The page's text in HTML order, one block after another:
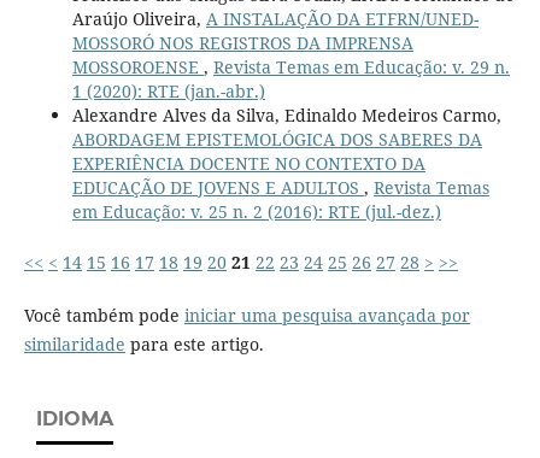
Araújo Oliveira, A INSTALAÇÃO DA ETFRN/UNED-
MOSSORÓ NOS REGISTROS DA IMPRENSA
MOSSOROENSE , Revista Temas em Educação: v. 29 n.
1 (2020): RTE (jan.-abr.)
Alexandre Alves da Silva, Edinaldo Medeiros Carmo,
ABORDAGEM EPISTEMOLÓGICA DOS SABERES DA
EXPERIÊNCIA DOCENTE NO CONTEXTO DA
EDUCAÇÃO DE JOVENS E ADULTOS , Revista Temas
em Educação: v. 25 n. 2 (2016): RTE (jul.-dez.)
<< < 14 15 16 17 18 19 20 21 22 23 24 25 26 27 28 > >>
Você também pode iniciar uma pesquisa avançada por
similaridade para este artigo.
IDIOMA